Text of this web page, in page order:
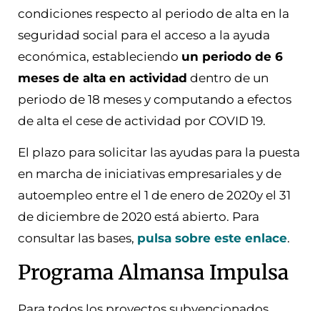
condiciones respecto al periodo de alta en la
seguridad social para el acceso a la ayuda
económica, estableciendo un periodo de 6
meses de alta en actividad dentro de un
periodo de 18 meses y computando a efectos
de alta el cese de actividad por COVID 19.
El plazo para solicitar las ayudas para la puesta
en marcha de iniciativas empresariales y de
autoempleo entre el 1 de enero de 2020y el 31
de diciembre de 2020 está abierto. Para
consultar las bases, pulsa sobre este enlace.
Programa Almansa Impulsa